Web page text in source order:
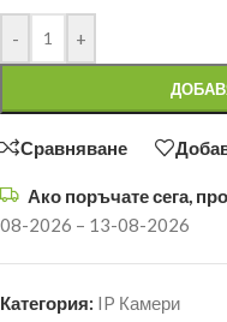
- +
Сравняване
Ако поръчате сега,
08-2026 – 13-08-2026
Категория: IP Камери